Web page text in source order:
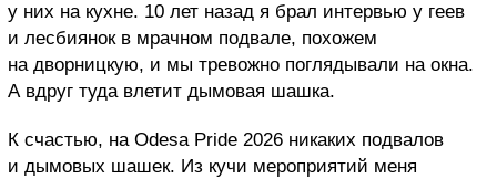
у них на кухне. 10 лет назад я брал интервью у геев
и лесбиянок в мрачном подвале, похожем
на дворницкую, и мы тревожно поглядывали на окна.
А вдруг туда влетит дымовая шашка.
К счастью, на Odesa Pride 2026 никаких подвалов
и дымовых шашек. Из кучи мероприятий меня